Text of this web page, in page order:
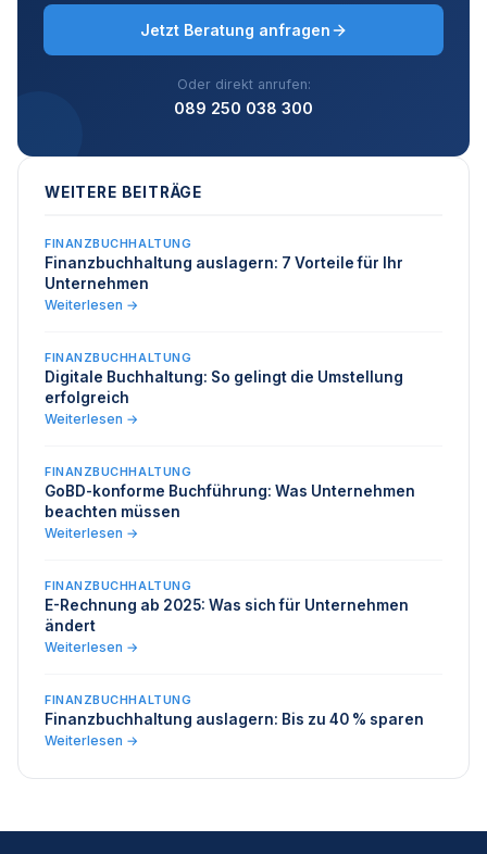
Jetzt Beratung anfragen
Oder direkt anrufen:
089 250 038 300
WEITERE BEITRÄGE
FINANZBUCHHALTUNG
Finanzbuchhaltung auslagern: 7 Vorteile für Ihr
Unternehmen
Weiterlesen →
FINANZBUCHHALTUNG
Digitale Buchhaltung: So gelingt die Umstellung
erfolgreich
Weiterlesen →
FINANZBUCHHALTUNG
GoBD-konforme Buchführung: Was Unternehmen
beachten müssen
Weiterlesen →
FINANZBUCHHALTUNG
E-Rechnung ab 2025: Was sich für Unternehmen
ändert
Weiterlesen →
FINANZBUCHHALTUNG
Finanzbuchhaltung auslagern: Bis zu 40 % sparen
Weiterlesen →